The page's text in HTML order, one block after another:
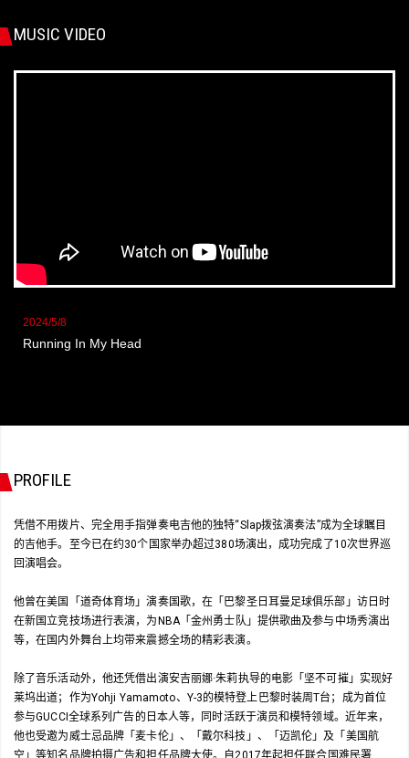
MUSIC VIDEO
2024/5/8
Running In My Head
PROFILE
凭借不用拨片、完全用手指弹奏电吉他的独特“Slap拨弦演奏法”成为全球瞩目
的吉他手。至今已在约30个国家举办超过380场演出，成功完成了10次世界巡
回演唱会。
他曾在美国「道奇体育场」演奏国歌，在「巴黎圣日耳曼足球俱乐部」访日时
在新国立竞技场进行表演，为NBA「金州勇士队」提供歌曲及参与中场秀演出
等，在国内外舞台上均带来震撼全场的精彩表演。
除了音乐活动外，他还凭借出演安吉丽娜·朱莉执导的电影「坚不可摧」实现好
莱坞出道；作为Yohji Yamamoto、Y-3的模特登上巴黎时装周T台；成为首位
参与GUCCI全球系列广告的日本人等，同时活跃于演员和模特领域。近年来，
他也受邀为威士忌品牌「麦卡伦」、「戴尔科技」、「迈凯伦」及「美国航
空」等知名品牌拍摄广告和担任品牌大使。自2017年起担任联合国难民署